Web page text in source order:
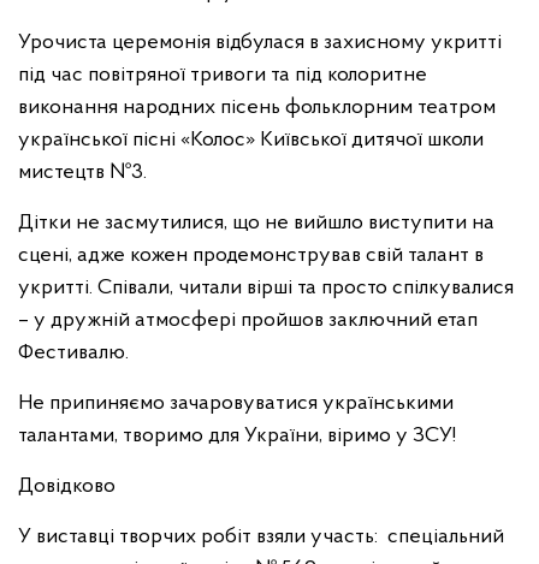
Урочиста церемонія відбулася в захисному укритті
під час повітряної тривоги та під колоритне
виконання народних пісень фольклорним театром
української пісні «Колос» Київської дитячої школи
мистецтв №3.
Дітки не засмутилися, що не вийшло виступити на
сцені, адже кожен продемонстрував свій талант в
укритті. Співали, читали вірші та просто спілкувалися
– у дружній атмосфері пройшов заключний етап
Фестивалю.
Не припиняємо зачаровуватися українськими
талантами, творимо для України, віримо у ЗСУ!
Довідково
У виставці творчих робіт взяли участь: спеціальний